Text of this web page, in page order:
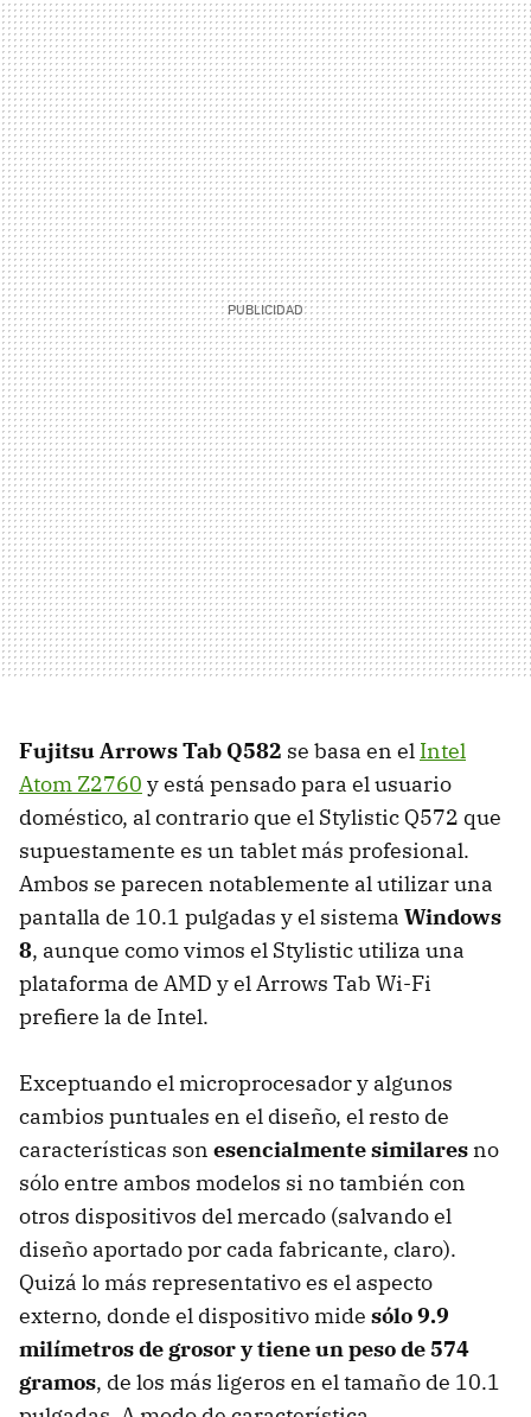
Fujitsu Arrows Tab Q582 se basa en el Intel
Atom Z2760 y está pensado para el usuario
doméstico, al contrario que el Stylistic Q572 que
supuestamente es un tablet más profesional.
Ambos se parecen notablemente al utilizar una
pantalla de 10.1 pulgadas y el sistema Windows
8, aunque como vimos el Stylistic utiliza una
plataforma de AMD y el Arrows Tab Wi-Fi
prefiere la de Intel.
Exceptuando el microprocesador y algunos
cambios puntuales en el diseño, el resto de
características son esencialmente similares no
sólo entre ambos modelos si no también con
otros dispositivos del mercado (salvando el
diseño aportado por cada fabricante, claro).
Quizá lo más representativo es el aspecto
externo, donde el dispositivo mide sólo 9.9
milímetros de grosor y tiene un peso de 574
gramos, de los más ligeros en el tamaño de 10.1